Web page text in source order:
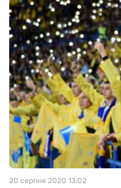
20 серпня 2020 13:02